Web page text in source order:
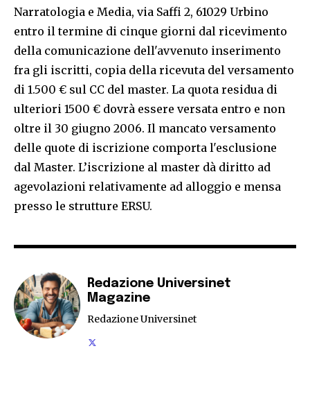
Narratologia e Media, via Saffi 2, 61029 Urbino
entro il termine di cinque giorni dal ricevimento
della comunicazione dell'avvenuto inserimento
fra gli iscritti, copia della ricevuta del versamento
di 1.500 € sul CC del master. La quota residua di
ulteriori 1500 € dovrà essere versata entro e non
oltre il 30 giugno 2006. Il mancato versamento
delle quote di iscrizione comporta l'esclusione
dal Master. L’iscrizione al master dà diritto ad
agevolazioni relativamente ad alloggio e mensa
presso le strutture ERSU.
Redazione Universinet
Magazine
Redazione Universinet